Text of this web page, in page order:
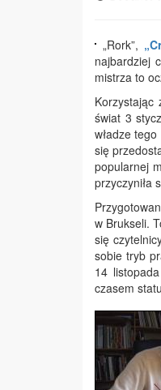
„Rork”,
najbardziej
mistrza to
Korzystając
świat 3
władze
się
popularnej
przyczyniła
w Brukseli.
się
sobie tryb
14
czasem